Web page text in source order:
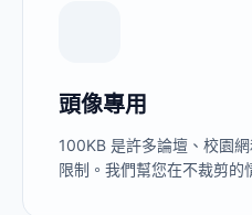
頭像專用
100KB 是許多論壇、校園
限制。我們幫您在不裁剪的